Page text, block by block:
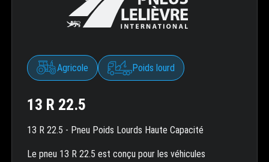
Agricole Poids lourd
13 R 22.5
13 R 22.5 - Pneu Poids Lourds Haute Capacité
Le pneu 13 R 22.5 est conçu pour les véhicules